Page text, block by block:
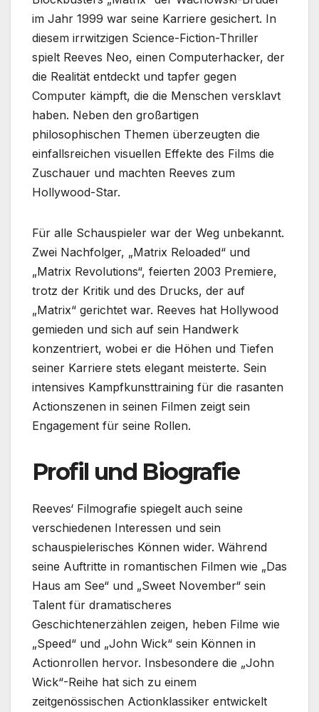
im Jahr 1999 war seine Karriere gesichert. In
diesem irrwitzigen Science-Fiction-Thriller
spielt Reeves Neo, einen Computerhacker, der
die Realität entdeckt und tapfer gegen
Computer kämpft, die die Menschen versklavt
haben. Neben den großartigen
philosophischen Themen überzeugten die
einfallsreichen visuellen Effekte des Films die
Zuschauer und machten Reeves zum
Hollywood-Star.
Für alle Schauspieler war der Weg unbekannt.
Zwei Nachfolger, „Matrix Reloaded“ und
„Matrix Revolutions“, feierten 2003 Premiere,
trotz der Kritik und des Drucks, der auf
„Matrix“ gerichtet war. Reeves hat Hollywood
gemieden und sich auf sein Handwerk
konzentriert, wobei er die Höhen und Tiefen
seiner Karriere stets elegant meisterte. Sein
intensives Kampfkunsttraining für die rasanten
Actionszenen in seinen Filmen zeigt sein
Engagement für seine Rollen.
Profil und Biografie
Reeves‘ Filmografie spiegelt auch seine
verschiedenen Interessen und sein
schauspielerisches Können wider. Während
seine Auftritte in romantischen Filmen wie „Das
Haus am See“ und „Sweet November“ sein
Talent für dramatischeres
Geschichtenerzählen zeigen, heben Filme wie
„Speed“ und „John Wick“ sein Können in
Actionrollen hervor. Insbesondere die „John
Wick“-Reihe hat sich zu einem
zeitgenössischen Actionklassiker entwickelt